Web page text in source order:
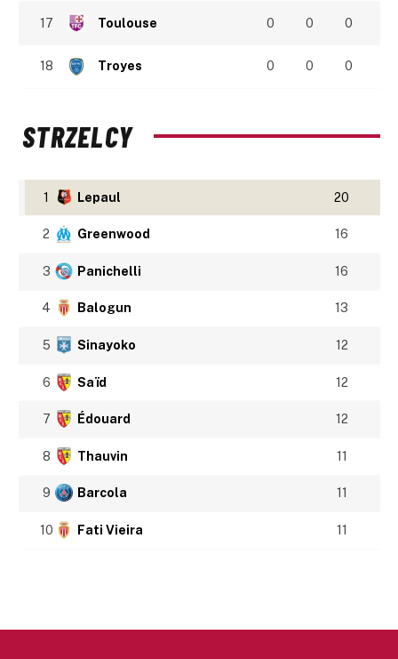
17 Toulouse 0 0 0
18 Troyes 0 0 0
STRZELCY
1 Lepaul 20
2 Greenwood 16
3 Panichelli 16
4 Balogun 13
5 Sinayoko 12
6 Saïd 12
7 Édouard 12
8 Thauvin 11
9 Barcola 11
10 Fati Vieira 11